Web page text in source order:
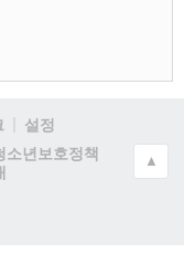
설정
소년보호정책
▲